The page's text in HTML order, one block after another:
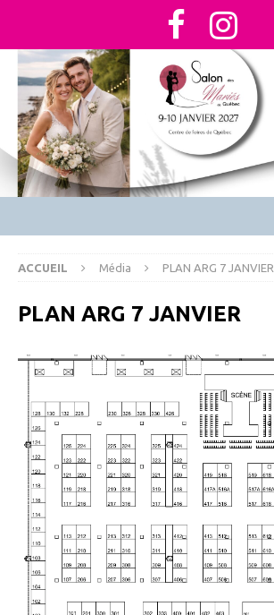
ACCUEIL Média PLAN ARG 7 JANVIER
PLAN ARG 7 JANVIER